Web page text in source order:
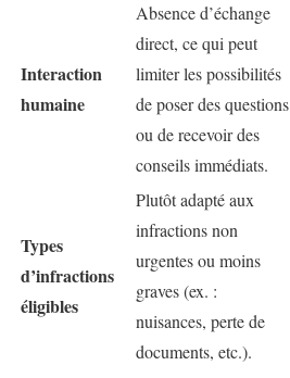
Interaction
humaine
Absence d’échange
direct, ce qui peut
limiter les possibilités
de poser des questions
ou de recevoir des
conseils immédiats.
Types
d’infractions
éligibles
Plutôt adapté aux
infractions non
urgentes ou moins
graves (ex. :
nuisances, perte de
documents, etc.).